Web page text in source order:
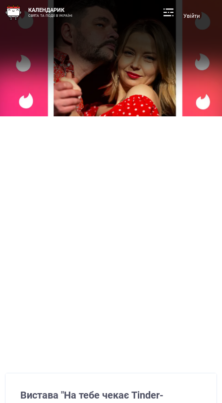
КАЛЕНДАРИК
СВЯТА ТА ПОДІЇ В УКРАЇНІ Увійти
Вистава "На тебе чекає Tinder-